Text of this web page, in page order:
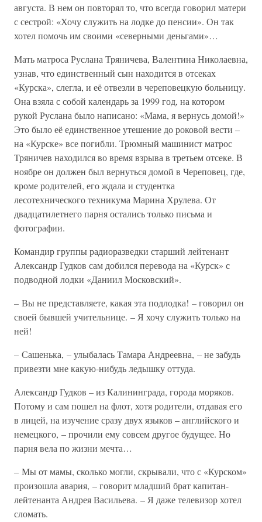
августа. В нем он повторял то, что всегда говорил матери
с сестрой: «Хочу служить на лодке до пенсии». Он так
хотел помочь им своими «северными деньгами»…
Мать матроса Руслана Тряничева, Валентина Николаевна,
узнав, что единственный сын находится в отсеках
«Курска», слегла, и её отвезли в череповецкую больницу.
Она взяла с собой календарь за 1999 год, на котором
рукой Руслана было написано: «Мама, я вернусь домой!»
Это было её единственное утешение до роковой вести –
на «Курске» все погибли. Трюмный машинист матрос
Тряничев находился во время взрыва в третьем отсеке. В
ноябре он должен был вернуться домой в Череповец, где,
кроме родителей, его ждала и студентка
лесотехнического техникума Марина Хрулева. От
двадцатилетнего парня остались только письма и
фотографии.
Командир группы радиоразведки старший лейтенант
Александр Гудков сам добился перевода на «Курск» с
подводной лодки «Даниил Московский».
– Вы не представляете, какая эта подлодка! – говорил он
своей бывшей учительнице. – Я хочу служить только на
ней!
– Сашенька, – улыбалась Тамара Андреевна, – не забудь
привезти мне какую-нибудь ледышку оттуда.
Александр Гудков – из Калининграда, города моряков.
Потому и сам пошел на флот, хотя родители, отдавая его
в лицей, на изучение сразу двух языков – английского и
немецкого, – прочили ему совсем другое будущее. Но
парня вела по жизни мечта…
– Мы от мамы, сколько могли, скрывали, что с «Курском»
произошла авария, – говорит младший брат капитан-
лейтенанта Андрея Васильева. – Я даже телевизор хотел
сломать.